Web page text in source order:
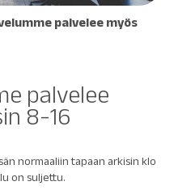
palvelee myös
palvelee
8-16
normaaliin tapaan arkisin klo
on suljettu.